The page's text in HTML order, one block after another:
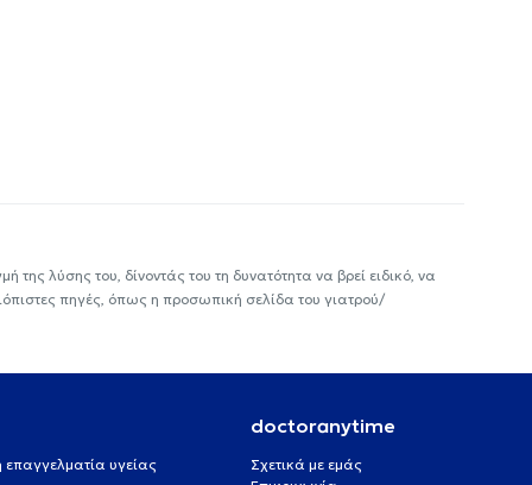
λύσης του, δίνοντάς του τη δυνατότητα να βρεί ειδικό, να
πηγές, όπως η προσωπική σελίδα του γιατρού/
επαγγελματία υγείας
doctoranytime
Σχετικά με εμάς